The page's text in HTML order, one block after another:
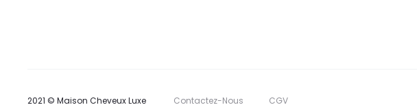
2021 © Maison Cheveux Luxe Contactez-Nous CGV